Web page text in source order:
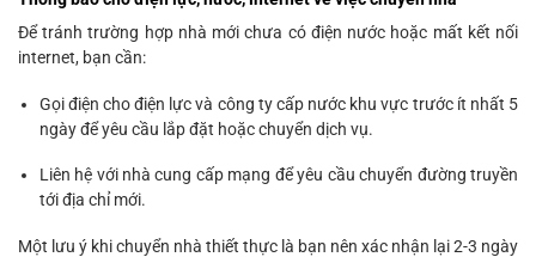
Để tránh trường hợp nhà mới chưa có điện nước hoặc mất kết nối
internet, bạn cần:
Gọi điện cho điện lực và công ty cấp nước khu vực trước ít nhất 5
ngày để yêu cầu lắp đặt hoặc chuyển dịch vụ.
Liên hệ với nhà cung cấp mạng để yêu cầu chuyển đường truyền
tới địa chỉ mới.
Một lưu ý khi chuyển nhà thiết thực là bạn nên xác nhận lại 2-3 ngày